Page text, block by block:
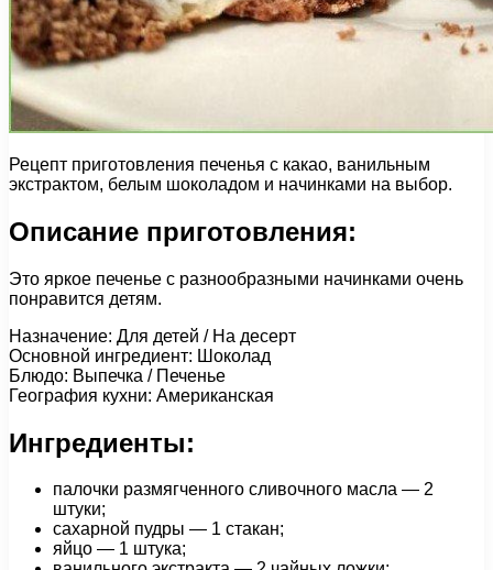
Рецепт приготовления печенья с какао, ванильным
экстрактом, белым шоколадом и начинками на выбор.
Описание приготовления:
Это яркое печенье с разнообразными начинками очень
понравится детям.
Назначение: Для детей / На десерт
Основной ингредиент: Шоколад
Блюдо: Выпечка / Печенье
География кухни: Американская
Ингредиенты:
палочки размягченного сливочного масла — 2
штуки;
сахарной пудры — 1 стакан;
яйцо — 1 штука;